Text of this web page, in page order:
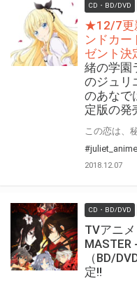
CD・BD/DVD
★12/7更
ンドカー
ゼント決
緒の学園
のジュリ
のあなで
定版の発
#juliet_anime
2018.12.07
CD・BD/DVD
TVアニ
MASTER
（BD/
定!!